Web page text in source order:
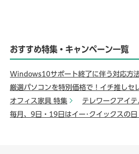
おすすめ特集・キャンペーン一覧
Windows10サポート終了に伴う対応方
厳選パソコンを特別価格で！イチ推しセ
オフィス家具 特集
テレワークアイ
毎月、9日・19日はイー･クイックスの日